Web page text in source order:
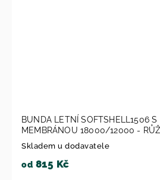
BUNDA LETNÍ SOFTSHELL1506 S
MEMBRÁNOU 18000/12000 - RŮŽOVÁ
BUN 1506-2026
Skladem u dodavatele
815 Kč